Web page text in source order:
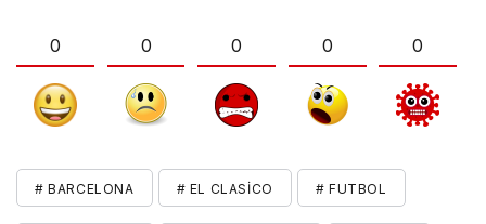
0 0 0 0 0
# BARCELONA # EL CLASICO # FUTBOL